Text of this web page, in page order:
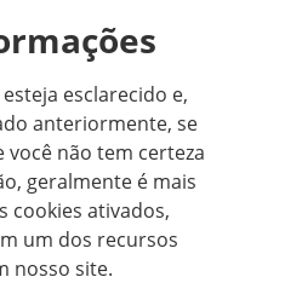
esclarecido e,
anteriormente, se
você não tem certeza
geralmente é mais
cookies ativados,
um dos recursos
nosso site.